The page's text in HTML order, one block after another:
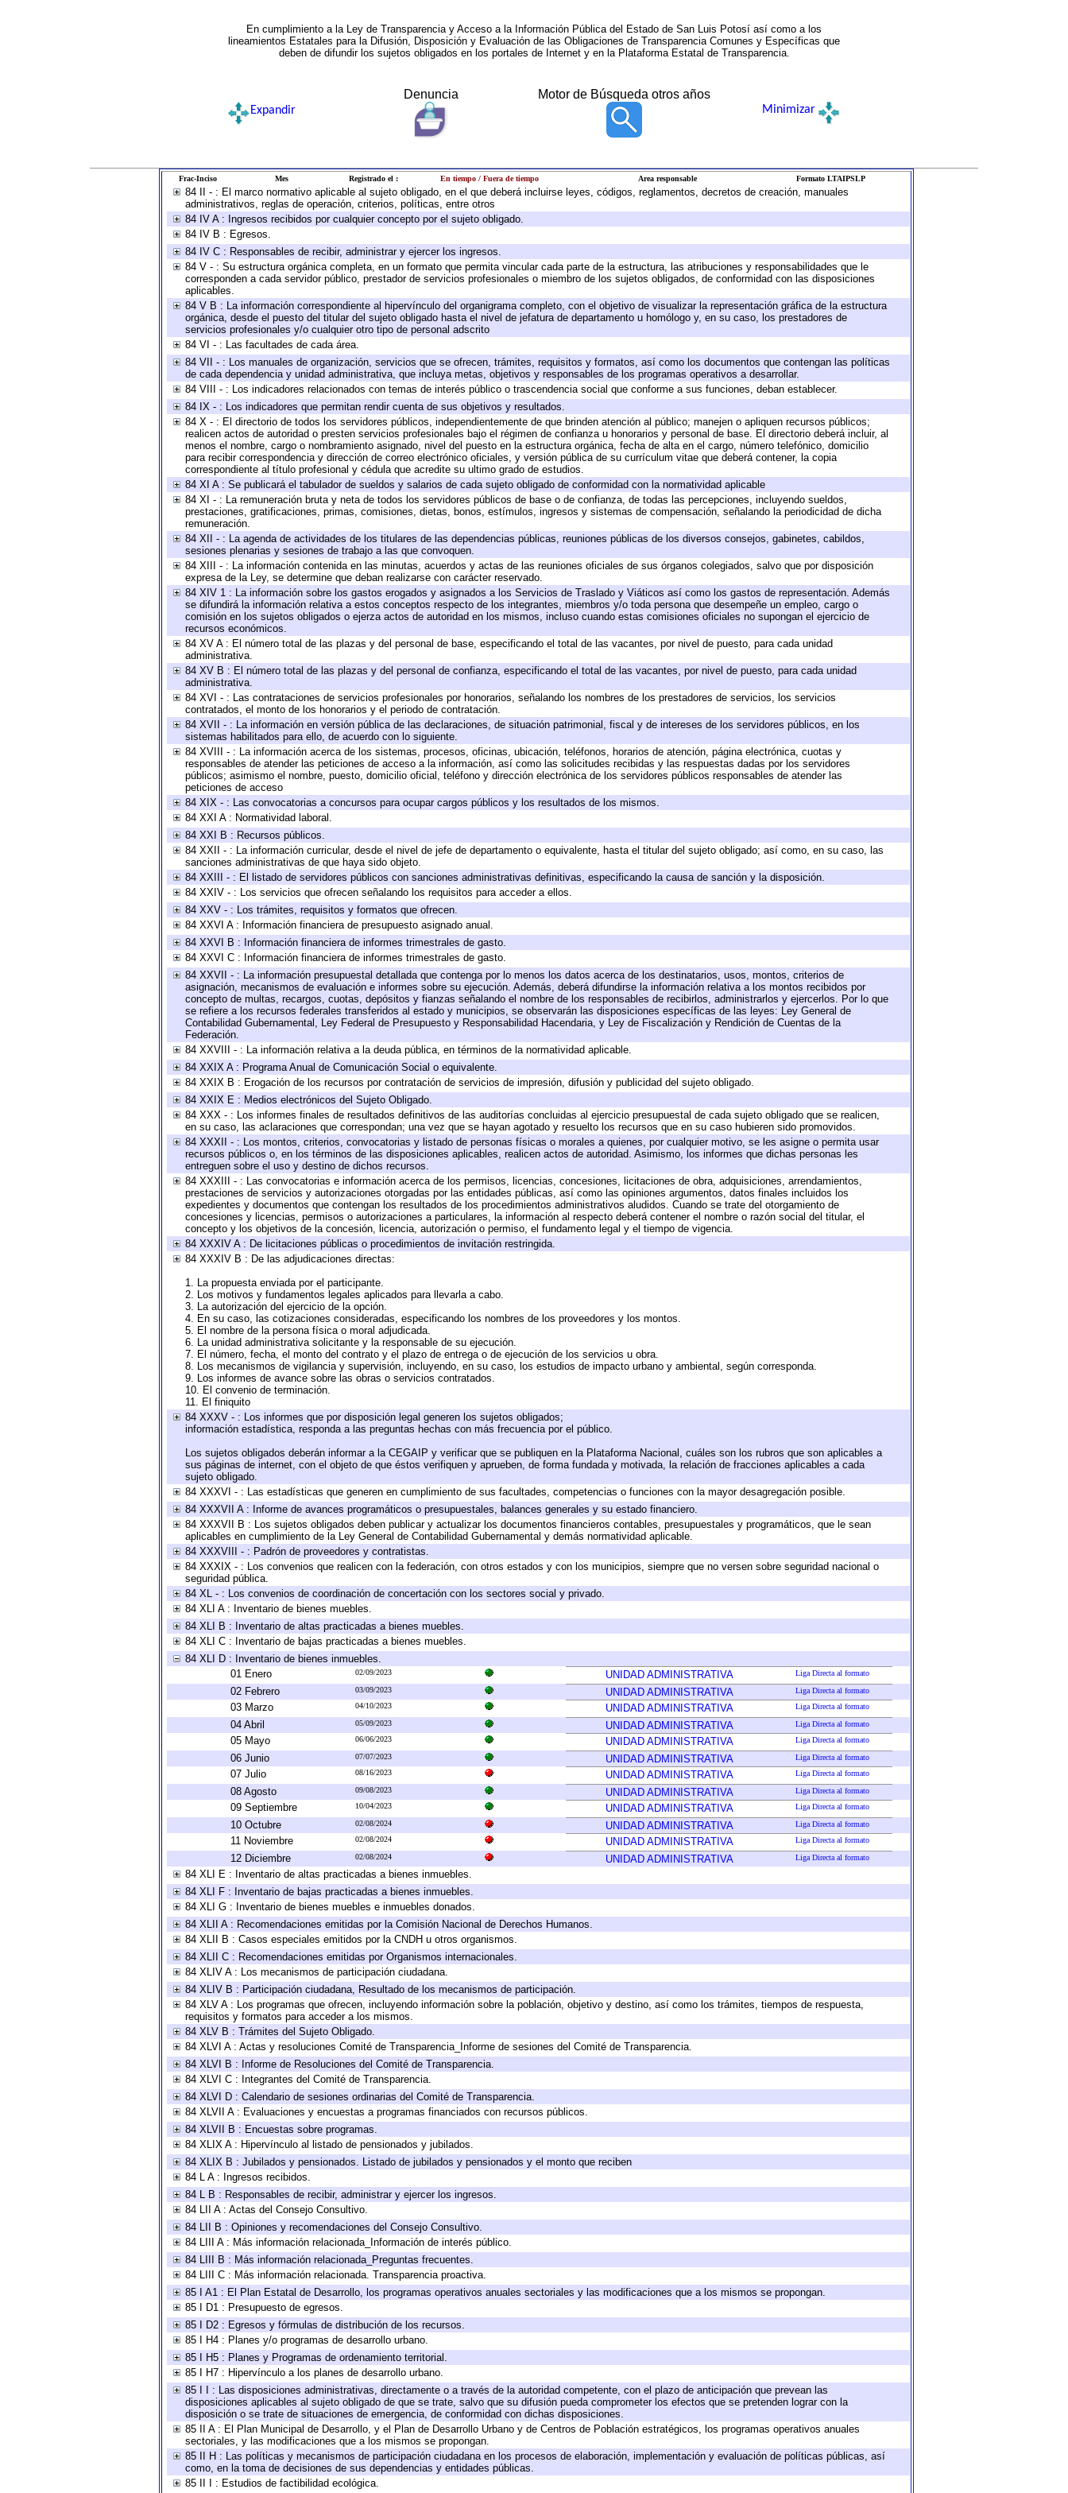
En cumplimiento a la Ley de Transparencia y Acceso a la Información Pública del Estado de San Luis Potosí así como a los
lineamientos Estatales para la Difusión, Disposición y Evaluación de las Obligaciones de Transparencia Comunes y Específicas que
deben de difundir los sujetos obligados en los portales de Internet y en la Plataforma Estatal de Transparencia.
Denuncia Motor de Búsqueda otros años
Expandir Minimizar
Frac-Inciso Mes Registrado el : En tiempo / Fuera de tiempo Area responsable Formato LTAIPSLP
84 II - : El marco normativo aplicable al sujeto obligado, en el que deberá incluirse leyes, códigos, reglamentos, decretos de creación, manuales
administrativos, reglas de operación, criterios, políticas, entre otros
84 IV A : Ingresos recibidos por cualquier concepto por el sujeto obligado.
84 IV B : Egresos.
84 IV C : Responsables de recibir, administrar y ejercer los ingresos.
84 V - : Su estructura orgánica completa, en un formato que permita vincular cada parte de la estructura, las atribuciones y responsabilidades que le
corresponden a cada servidor público, prestador de servicios profesionales o miembro de los sujetos obligados, de conformidad con las disposiciones
aplicables.
84 V B : La información correspondiente al hipervínculo del organigrama completo, con el objetivo de visualizar la representación gráfica de la estructura
orgánica, desde el puesto del titular del sujeto obligado hasta el nivel de jefatura de departamento u homólogo y, en su caso, los prestadores de
servicios profesionales y/o cualquier otro tipo de personal adscrito
84 VI - : Las facultades de cada área.
84 VII - : Los manuales de organización, servicios que se ofrecen, trámites, requisitos y formatos, así como los documentos que contengan las políticas
de cada dependencia y unidad administrativa, que incluya metas, objetivos y responsables de los programas operativos a desarrollar.
84 VIII - : Los indicadores relacionados con temas de interés público o trascendencia social que conforme a sus funciones, deban establecer.
84 IX - : Los indicadores que permitan rendir cuenta de sus objetivos y resultados.
84 X - : El directorio de todos los servidores públicos, independientemente de que brinden atención al público; manejen o apliquen recursos públicos;
realicen actos de autoridad o presten servicios profesionales bajo el régimen de confianza u honorarios y personal de base. El directorio deberá incluir, al
menos el nombre, cargo o nombramiento asignado, nivel del puesto en la estructura orgánica, fecha de alta en el cargo, número telefónico, domicilio
para recibir correspondencia y dirección de correo electrónico oficiales, y versión pública de su currículum vitae que deberá contener, la copia
correspondiente al título profesional y cédula que acredite su ultimo grado de estudios.
84 XI A : Se publicará el tabulador de sueldos y salarios de cada sujeto obligado de conformidad con la normatividad aplicable
84 XI - : La remuneración bruta y neta de todos los servidores públicos de base o de confianza, de todas las percepciones, incluyendo sueldos,
prestaciones, gratificaciones, primas, comisiones, dietas, bonos, estímulos, ingresos y sistemas de compensación, señalando la periodicidad de dicha
remuneración.
84 XII - : La agenda de actividades de los titulares de las dependencias públicas, reuniones públicas de los diversos consejos, gabinetes, cabildos,
sesiones plenarias y sesiones de trabajo a las que convoquen.
84 XIII - : La información contenida en las minutas, acuerdos y actas de las reuniones oficiales de sus órganos colegiados, salvo que por disposición
expresa de la Ley, se determine que deban realizarse con carácter reservado.
84 XIV 1 : La información sobre los gastos erogados y asignados a los Servicios de Traslado y Viáticos así como los gastos de representación. Además
se difundirá la información relativa a estos conceptos respecto de los integrantes, miembros y/o toda persona que desempeñe un empleo, cargo o
comisión en los sujetos obligados o ejerza actos de autoridad en los mismos, incluso cuando estas comisiones oficiales no supongan el ejercicio de
recursos económicos.
84 XV A : El número total de las plazas y del personal de base, especificando el total de las vacantes, por nivel de puesto, para cada unidad
administrativa.
84 XV B : El número total de las plazas y del personal de confianza, especificando el total de las vacantes, por nivel de puesto, para cada unidad
administrativa.
84 XVI - : Las contrataciones de servicios profesionales por honorarios, señalando los nombres de los prestadores de servicios, los servicios
contratados, el monto de los honorarios y el periodo de contratación.
84 XVII - : La información en versión pública de las declaraciones, de situación patrimonial, fiscal y de intereses de los servidores públicos, en los
sistemas habilitados para ello, de acuerdo con lo siguiente.
84 XVIII - : La información acerca de los sistemas, procesos, oficinas, ubicación, teléfonos, horarios de atención, página electrónica, cuotas y
responsables de atender las peticiones de acceso a la información, así como las solicitudes recibidas y las respuestas dadas por los servidores
públicos; asimismo el nombre, puesto, domicilio oficial, teléfono y dirección electrónica de los servidores públicos responsables de atender las
peticiones de acceso
84 XIX - : Las convocatorias a concursos para ocupar cargos públicos y los resultados de los mismos.
84 XXI A : Normatividad laboral.
84 XXI B : Recursos públicos.
84 XXII - : La información curricular, desde el nivel de jefe de departamento o equivalente, hasta el titular del sujeto obligado; así como, en su caso, las
sanciones administrativas de que haya sido objeto.
84 XXIII - : El listado de servidores públicos con sanciones administrativas definitivas, especificando la causa de sanción y la disposición.
84 XXIV - : Los servicios que ofrecen señalando los requisitos para acceder a ellos.
84 XXV - : Los trámites, requisitos y formatos que ofrecen.
84 XXVI A : Información financiera de presupuesto asignado anual.
84 XXVI B : Información financiera de informes trimestrales de gasto.
84 XXVI C : Información financiera de informes trimestrales de gasto.
84 XXVII - : La información presupuestal detallada que contenga por lo menos los datos acerca de los destinatarios, usos, montos, criterios de
asignación, mecanismos de evaluación e informes sobre su ejecución. Además, deberá difundirse la información relativa a los montos recibidos por
concepto de multas, recargos, cuotas, depósitos y fianzas señalando el nombre de los responsables de recibirlos, administrarlos y ejercerlos. Por lo que
se refiere a los recursos federales transferidos al estado y municipios, se observarán las disposiciones específicas de las leyes: Ley General de
Contabilidad Gubernamental, Ley Federal de Presupuesto y Responsabilidad Hacendaria, y Ley de Fiscalización y Rendición de Cuentas de la
Federación.
84 XXVIII - : La información relativa a la deuda pública, en términos de la normatividad aplicable.
84 XXIX A : Programa Anual de Comunicación Social o equivalente.
84 XXIX B : Erogación de los recursos por contratación de servicios de impresión, difusión y publicidad del sujeto obligado.
84 XXIX E : Medios electrónicos del Sujeto Obligado.
84 XXX - : Los informes finales de resultados definitivos de las auditorías concluidas al ejercicio presupuestal de cada sujeto obligado que se realicen,
en su caso, las aclaraciones que correspondan; una vez que se hayan agotado y resuelto los recursos que en su caso hubieren sido promovidos.
84 XXXII - : Los montos, criterios, convocatorias y listado de personas físicas o morales a quienes, por cualquier motivo, se les asigne o permita usar
recursos públicos o, en los términos de las disposiciones aplicables, realicen actos de autoridad. Asimismo, los informes que dichas personas les
entreguen sobre el uso y destino de dichos recursos.
84 XXXIII - : Las convocatorias e información acerca de los permisos, licencias, concesiones, licitaciones de obra, adquisiciones, arrendamientos,
prestaciones de servicios y autorizaciones otorgadas por las entidades públicas, así como las opiniones argumentos, datos finales incluidos los
expedientes y documentos que contengan los resultados de los procedimientos administrativos aludidos. Cuando se trate del otorgamiento de
concesiones y licencias, permisos o autorizaciones a particulares, la información al respecto deberá contener el nombre o razón social del titular, el
concepto y los objetivos de la concesión, licencia, autorización o permiso, el fundamento legal y el tiempo de vigencia.
84 XXXIV A : De licitaciones públicas o procedimientos de invitación restringida.
84 XXXIV B : De las adjudicaciones directas:
1. La propuesta enviada por el participante.
2. Los motivos y fundamentos legales aplicados para llevarla a cabo.
3. La autorización del ejercicio de la opción.
4. En su caso, las cotizaciones consideradas, especificando los nombres de los proveedores y los montos.
5. El nombre de la persona física o moral adjudicada.
6. La unidad administrativa solicitante y la responsable de su ejecución.
7. El número, fecha, el monto del contrato y el plazo de entrega o de ejecución de los servicios u obra.
8. Los mecanismos de vigilancia y supervisión, incluyendo, en su caso, los estudios de impacto urbano y ambiental, según corresponda.
9. Los informes de avance sobre las obras o servicios contratados.
10. El convenio de terminación.
11. El finiquito
84 XXXV - : Los informes que por disposición legal generen los sujetos obligados;
información estadística, responda a las preguntas hechas con más frecuencia por el público.
Los sujetos obligados deberán informar a la CEGAIP y verificar que se publiquen en la Plataforma Nacional, cuáles son los rubros que son aplicables a
sus páginas de internet, con el objeto de que éstos verifiquen y aprueben, de forma fundada y motivada, la relación de fracciones aplicables a cada
sujeto obligado.
84 XXXVI - : Las estadísticas que generen en cumplimiento de sus facultades, competencias o funciones con la mayor desagregación posible.
84 XXXVII A : Informe de avances programáticos o presupuestales, balances generales y su estado financiero.
84 XXXVII B : Los sujetos obligados deben publicar y actualizar los documentos financieros contables, presupuestales y programáticos, que le sean
aplicables en cumplimiento de la Ley General de Contabilidad Gubernamental y demás normatividad aplicable.
84 XXXVIII - : Padrón de proveedores y contratistas.
84 XXXIX - : Los convenios que realicen con la federación, con otros estados y con los municipios, siempre que no versen sobre seguridad nacional o
seguridad pública.
84 XL - : Los convenios de coordinación de concertación con los sectores social y privado.
84 XLI A : Inventario de bienes muebles.
84 XLI B : Inventario de altas practicadas a bienes muebles.
84 XLI C : Inventario de bajas practicadas a bienes muebles.
84 XLI D : Inventario de bienes inmuebles.
01 Enero
02/09/2023 UNIDAD ADMINISTRATIVA Liga Directa al formato
02 Febrero 03/09/2023 UNIDAD ADMINISTRATIVA Liga Directa al formato
03 Marzo 04/10/2023 UNIDAD ADMINISTRATIVA Liga Directa al formato
04 Abril 05/09/2023 UNIDAD ADMINISTRATIVA Liga Directa al formato
05 Mayo 06/06/2023 UNIDAD ADMINISTRATIVA Liga Directa al formato
06 Junio 07/07/2023 UNIDAD ADMINISTRATIVA Liga Directa al formato
07 Julio 08/16/2023 UNIDAD ADMINISTRATIVA Liga Directa al formato
08 Agosto 09/08/2023 UNIDAD ADMINISTRATIVA Liga Directa al formato
09 Septiembre 10/04/2023 UNIDAD ADMINISTRATIVA Liga Directa al formato
10 Octubre 02/08/2024 UNIDAD ADMINISTRATIVA Liga Directa al formato
11 Noviembre 02/08/2024 UNIDAD ADMINISTRATIVA Liga Directa al formato
12 Diciembre 02/08/2024 UNIDAD ADMINISTRATIVA Liga Directa al formato
84 XLI E : Inventario de altas practicadas a bienes inmuebles.
84 XLI F : Inventario de bajas practicadas a bienes inmuebles.
84 XLI G : Inventario de bienes muebles e inmuebles donados.
84 XLII A : Recomendaciones emitidas por la Comisión Nacional de Derechos Humanos.
84 XLII B : Casos especiales emitidos por la CNDH u otros organismos.
84 XLII C : Recomendaciones emitidas por Organismos internacionales.
84 XLIV A : Los mecanismos de participación ciudadana.
84 XLIV B : Participación ciudadana, Resultado de los mecanismos de participación.
84 XLV A : Los programas que ofrecen, incluyendo información sobre la población, objetivo y destino, así como los trámites, tiempos de respuesta,
requisitos y formatos para acceder a los mismos.
84 XLV B : Trámites del Sujeto Obligado.
84 XLVI A : Actas y resoluciones Comité de Transparencia_Informe de sesiones del Comité de Transparencia.
84 XLVI B : Informe de Resoluciones del Comité de Transparencia.
84 XLVI C : Integrantes del Comité de Transparencia.
84 XLVI D : Calendario de sesiones ordinarias del Comité de Transparencia.
84 XLVII A : Evaluaciones y encuestas a programas financiados con recursos públicos.
84 XLVII B : Encuestas sobre programas.
84 XLIX A : Hipervínculo al listado de pensionados y jubilados.
84 XLIX B : Jubilados y pensionados. Listado de jubilados y pensionados y el monto que reciben
84 L A : Ingresos recibidos.
84 L B : Responsables de recibir, administrar y ejercer los ingresos.
84 LII A : Actas del Consejo Consultivo.
84 LII B : Opiniones y recomendaciones del Consejo Consultivo.
84 LIII A : Más información relacionada_Información de interés público.
84 LIII B : Más información relacionada_Preguntas frecuentes.
84 LIII C : Más información relacionada. Transparencia proactiva.
85 I A1 : El Plan Estatal de Desarrollo, los programas operativos anuales sectoriales y las modificaciones que a los mismos se propongan.
85 I D1 : Presupuesto de egresos.
85 I D2 : Egresos y fórmulas de distribución de los recursos.
85 I H4 : Planes y/o programas de desarrollo urbano.
85 I H5 : Planes y Programas de ordenamiento territorial.
85 I H7 : Hipervínculo a los planes de desarrollo urbano.
85 I I : Las disposiciones administrativas, directamente o a través de la autoridad competente, con el plazo de anticipación que prevean las
disposiciones aplicables al sujeto obligado de que se trate, salvo que su difusión pueda comprometer los efectos que se pretenden lograr con la
disposición o se trate de situaciones de emergencia, de conformidad con dichas disposiciones.
85 II A : El Plan Municipal de Desarrollo, y el Plan de Desarrollo Urbano y de Centros de Población estratégicos, los programas operativos anuales
sectoriales, y las modificaciones que a los mismos se propongan.
85 II H : Las políticas y mecanismos de participación ciudadana en los procesos de elaboración, implementación y evaluación de políticas públicas, así
como, en la toma de decisiones de sus dependencias y entidades públicas.
85 II I : Estudios de factibilidad ecológica.